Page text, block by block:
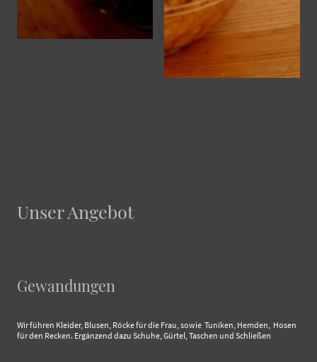
Unser Angebot
Gewandungen
Wir führen Kleider, Blusen, Röcke für die Frau, sowie Tuniken, Hemden, Hosen
für den Recken. Ergänzend dazu Schuhe, Gürtel, Taschen und Schließen